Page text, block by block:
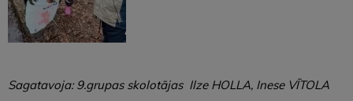
Sagatavoja: 9.grupas skolotājas Ilze HOLLA, Inese VĪTOLA